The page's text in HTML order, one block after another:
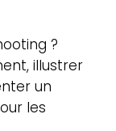
?
illustrer
un
les